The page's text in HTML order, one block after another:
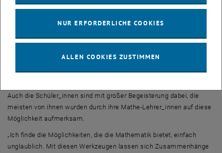
fördern. Nachdem ich selbst die Mathematik nicht nur als für die
Gesellschaft essenziell, sondern auch als ein aufregendes und
mir Freude, diese Faszination weitergeben zu können; insbesondere,
weil es bei mir selbst zu einem großen Teil die Mathe-Olympiade
Auch die Schüler_innen sind mit großer Begeisterung dabei, die
meisten von ihnen wurden durch ihre Mathe-Lehrer_innen auf diese
Möglichkeit aufmerksam.
„Ich finde die Möglichkeiten, die die Mathematik bietet, einfach
unglaublich. Mit diesen Werkzeugen lassen sich Zusammenhänge
NUR ERFORDERLICHE COOKIES
ALLEN COOKIES ZUSTIMMEN